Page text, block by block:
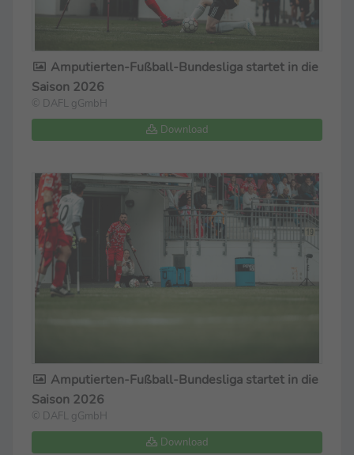
Amputierten-Fußball-Bundesliga startet in die
Saison 2026
© DAFL gGmbH
Download
Amputierten-Fußball-Bundesliga startet in die
Saison 2026
© DAFL gGmbH
Download